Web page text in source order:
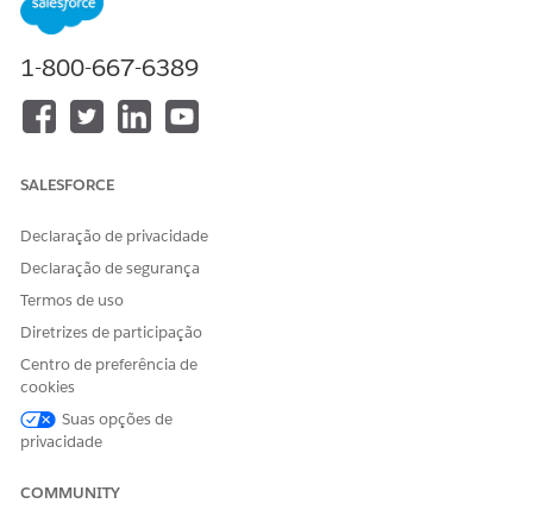
IMPORTANTE
Implemente a versão v5 do modelo de
benefício
Crie uma classe do Apex para identificar as receitas dos
membros da família removidos
Adicione o campo Iniciar recertificação de ao layout de
página de Benefício. Consulte
página com o Editor avançado de layout de página
Habilitar pipelines de dados
EDIÇÕES OBRIGATÓRIAS
PERMISSÕES NECESSÁRIAS AO USUÁRIO
1-800-667-6389
SALESFORCE
Declaração de privacidade
Declaração de segurança
Termos de uso
Diretrizes de participação
Centro de preferência de
cookies
Suas opções de
privacidade
COMMUNITY